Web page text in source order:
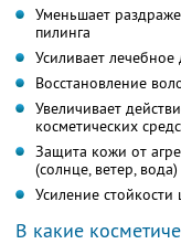
Уменьшает
пилинга
Усиливает
Восстановление
Увеличивает
косметических
Защита кожи от
(солнце, ветер, вода)
Усиление
В какие